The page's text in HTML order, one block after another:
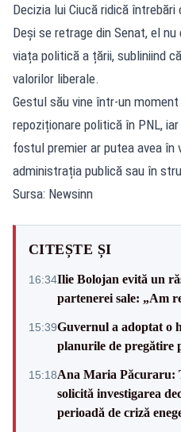
Decizia lui Ciucă ridică
Deși se retrage din Senat, el
viața politică a țării, subliniind
valorilor liberale.
Gestul său vine într-un
repoziționare politică în PNL,
fostul premier ar putea avea în
administrația publică sau în
Sursa: Newsinn
CITEȘTE ȘI
16:34Ilie Bolojan evită un
partenerei sale: „Am
15:39Guvernul a adoptat o
planurile de pregătire
15:18Ana Maria Păcuraru:
solicită investigarea
perioadă de criză